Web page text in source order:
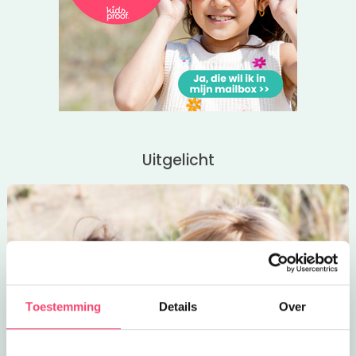
Toestemming Details Over
Uitgelicht